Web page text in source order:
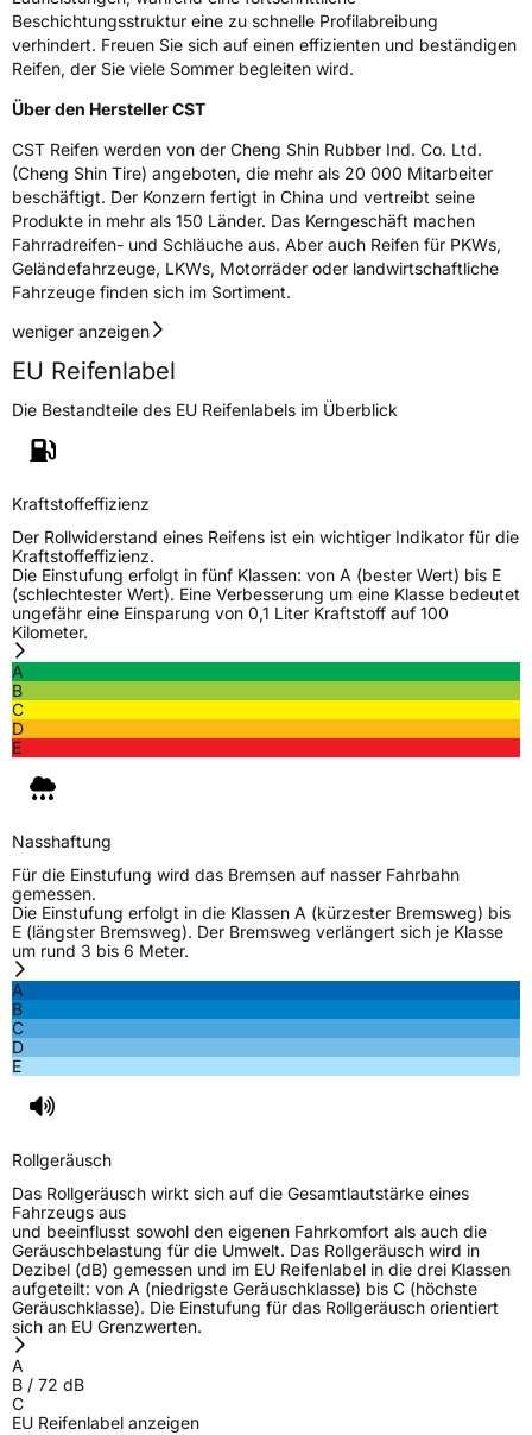
NasshaftungB
Rollgeräusch (dB) 72
FahrzeugklasseC2
3PMSF / Schneeflockensymbol / Alpine-SymbolNein
EPREL ID 575267
Kumho Tire Europe GmbH, KUMHO TIRE
EUROPE GmbH Strahlenberger Str. 110-112
Beschichtungsstruktur eine zu schnelle Profilabreibung
verhindert. Freuen Sie sich auf einen effizienten und beständigen
Reifen, der Sie viele Sommer begleiten wird.
Über den Hersteller CST
CST Reifen werden von der Cheng Shin Rubber Ind. Co. Ltd.
(Cheng Shin Tire) angeboten, die mehr als 20 000 Mitarbeiter
beschäftigt. Der Konzern fertigt in China und vertreibt seine
Produkte in mehr als 150 Länder. Das Kerngeschäft machen
Fahrradreifen- und Schläuche aus. Aber auch Reifen für PKWs,
Geländefahrzeuge, LKWs, Motorräder oder landwirtschaftliche
Fahrzeuge finden sich im Sortiment.
weniger anzeigen
EU Reifenlabel
Die Bestandteile des EU Reifenlabels im Überblick
Kraftstoffeffizienz
Der Rollwiderstand eines Reifens ist ein wichtiger Indikator für die
Kraftstoffeffizienz.
Die Einstufung erfolgt in fünf Klassen: von A (bester Wert) bis E
(schlechtester Wert). Eine Verbesserung um eine Klasse bedeutet
ungefähr eine Einsparung von 0,1 Liter Kraftstoff auf 100
Kilometer.
A
B
C
D
E
Nasshaftung
Für die Einstufung wird das Bremsen auf nasser Fahrbahn
gemessen.
Die Einstufung erfolgt in die Klassen A (kürzester Bremsweg) bis
E (längster Bremsweg). Der Bremsweg verlängert sich je Klasse
um rund 3 bis 6 Meter.
A
B
C
D
E
Rollgeräusch
Das Rollgeräusch wirkt sich auf die Gesamtlautstärke eines
Fahrzeugs aus
und beeinflusst sowohl den eigenen Fahrkomfort als auch die
Geräuschbelastung für die Umwelt. Das Rollgeräusch wird in
Dezibel (dB) gemessen und im EU Reifenlabel in die drei Klassen
aufgeteilt: von A (niedrigste Geräuschklasse) bis C (höchste
Geräuschklasse). Die Einstufung für das Rollgeräusch orientiert
sich an EU Grenzwerten.
A
B / 72 dB
C
EU Reifenlabel anzeigen